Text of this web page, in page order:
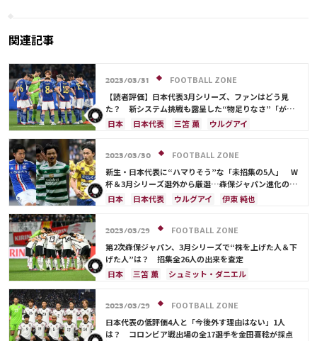
関連記事
2023/03/31
FOOTBALL ZONE
【読者評価】日本代表3月シリーズ、ファンはどう見
た？ 新システム挑戦も露呈した“物足りなさ”「がっ
かり」「もっと実験をして欲しかった」
日本 日本代表 三笘 薫
ウルグアイ
浅野 拓磨
前田 大然
2023/03/30
FOOTBALL ZONE
新生・日本代表に“ハマりそう”な「未招集の5人」 W
杯＆3月シリーズ選外から厳選…森保ジャパン進化のキ
ーマンは？
日本 日本代表 ウルグアイ
伊東 純也
上田 綺世
鎌田 大地 堂安 律
遠藤 航
町野 修斗
シュミット・ダニエル
守田 英正
三笘 薫
酒井 宏樹
2023/03/29
FOOTBALL ZONE
第2次森保ジャパン、3月シリーズで“株を上げた人＆下
げた人”は？ 招集全26人の出来を査定
日本
三笘 薫
シュミット・ダニエル
久保 建英
酒井 宏樹 堂安 律
伊藤 洋輝
日本代表
権田 修一 谷 晃生
吉田 麻也
浅野 拓磨
守田 英正 板倉 滉
大迫 勇也
2023/03/29
FOOTBALL ZONE
日本代表の低評価4人と「今後外す理由はない」1人
は？ コロンビア戦出場の全17選手を金田喜稔が採点